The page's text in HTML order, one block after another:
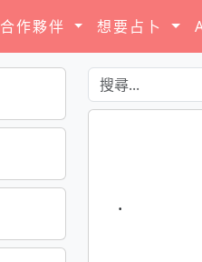
合作夥伴 想要占卜
·